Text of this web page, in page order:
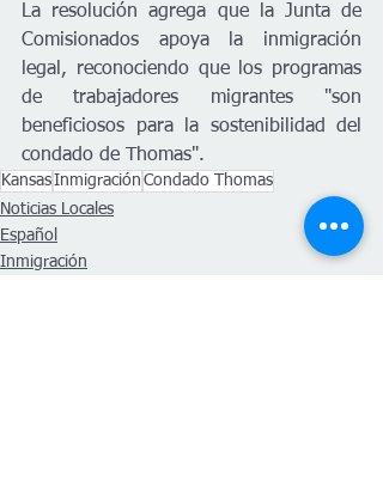
La resolución agrega que la Junta de
Comisionados apoya la inmigración
legal, reconociendo que los programas
de trabajadores migrantes "son
beneficiosos para la sostenibilidad del
condado de Thomas".
KansasInmigración Condado Thomas
Noticias Locales
Español
Inmigración